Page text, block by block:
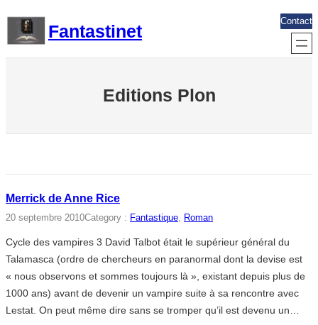
contenu
Fantastinet
Contact
Editions Plon
Merrick de Anne Rice
20 septembre 2010Category : Fantastique, Roman
Cycle des vampires 3 David Talbot était le supérieur général du
Talamasca (ordre de chercheurs en paranormal dont la devise est
« nous observons et sommes toujours là », existant depuis plus de
1000 ans) avant de devenir un vampire suite à sa rencontre avec
Lestat. On peut même dire sans se tromper qu’il est devenu un…